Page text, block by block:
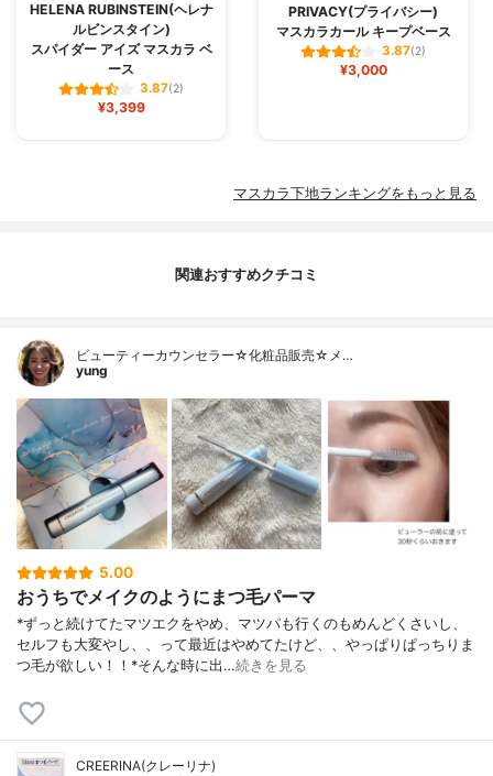
HELENA RUBINSTEIN(ヘレナ
ルビンスタイン)
スパイダー アイズ マスカラ ベ
ース
3.87(2)
¥3,399
PRIVACY(プライバシー)
マスカラカール キープベース
3.87(2)
¥3,000
マスカラ下地ランキングをもっと見る
関連おすすめクチコミ
ビューティーカウンセラー☆化粧品販売☆メ…
yung
5.00
おうちでメイクのようにまつ毛パーマ
*ずっと続けてたマツエクをやめ、マツパも行くのもめんどくさいし、
セルフも大変やし、、って最近はやめてたけど、、やっぱりぱっちりま
つ毛が欲しい！！⁡*そんな時に出…続きを見る
CREERINA(クレーリナ)